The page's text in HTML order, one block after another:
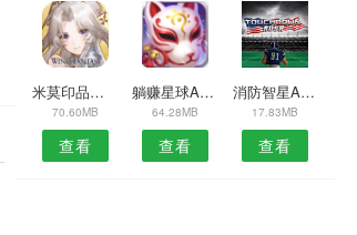
米莫印品安卓版
70.60MB
查看
躺赚星球APP
64.28MB
查看
消防智星APP
17.83MB
查看